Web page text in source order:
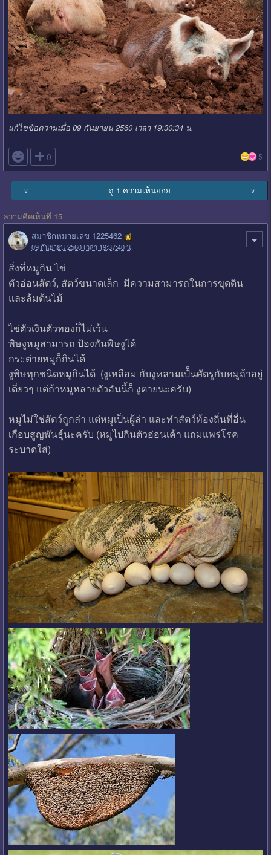
แก้ไขข้อความเมื่อ 09 กันยายน 2560 เวลา 19:30:34 น.
 0 5
∨ ดู 1 ความเห็นย่อย ∨
ความคิดเห็นที่ 15
สมาชิกหมายเลข 1225462
09 กันยายน 2560 เวลา 19:37:40 น.
สิ่งที่หมูกิน ไข่
ตัวอ่อนสัตว์, สัตว์ขนาดเล็ก มีความสามารถในการขุดดิน
และล้มต้นไม้
ไข่ตัวเงินตัวทองก็ไม่เว้น
พิษงูหมูสามารถ ป้องกันพิษงูได้
กระต่ายหมูก็กินได้
งูพิษทุกชนิดหมูกินได้ (งูเหลือม กับงูหลามเป๋็นศัตรูกับหมูถ้าอยู่
เดี่ยวๆ แต่ถ้าหมูหลายตัวอันนี้ก็ งูตายนะครับ)
หมูไม่ใช่สัตว์ถูกล่า แต่หมูเป็นผู้ล่า และทำสัตว์ท้องถิ่นที่อื่น
เกือบสูญพันธุ์นะครับ (หมูไปกินตัวอ่อนเค้า แถมแพร่โรค
ระบาดใส่)